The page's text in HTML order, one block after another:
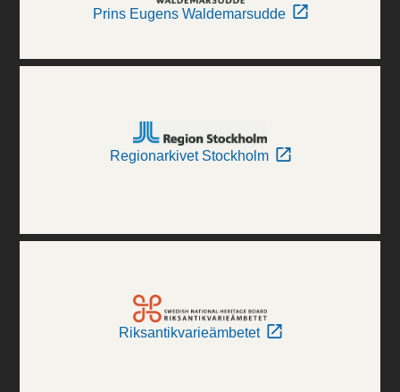
Prins Eugens Waldemarsudde
Regionarkivet Stockholm
Riksantikvarieämbetet